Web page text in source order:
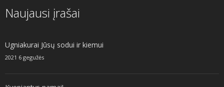
Naujausi įrašai
Ugniakurai Jūsų sodui ir kiemui
2021 6 gegužės